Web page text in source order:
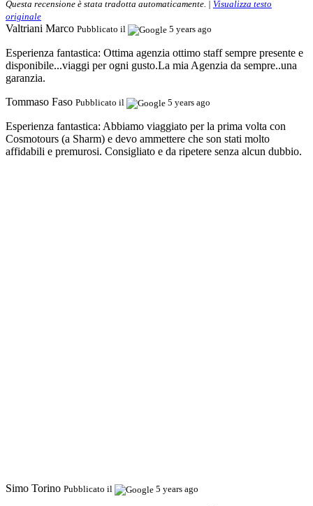
Questa recensione è stata tradotta automaticamente. | Visualizza testo
originale
Valtriani Marco Pubblicato il 5 years ago
Esperienza fantastica: Ottima agenzia ottimo staff sempre presente e
disponibile...viaggi per ogni gusto.La mia Agenzia da sempre..una
garanzia.
Tommaso Faso Pubblicato il 5 years ago
Esperienza fantastica: Abbiamo viaggiato per la prima volta con
Cosmotours (a Sharm) e devo ammettere che son stati molto
affidabili e premurosi. Consigliato e da ripetere senza alcun dubbio.
Simo Torino Pubblicato il 5 years ago